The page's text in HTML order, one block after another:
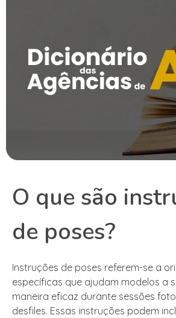
O que são
de poses?
Instruções de poses referem-se a
específicas que ajudam modelos a
maneira eficaz durante sessões
desfiles. Essas instruções podem